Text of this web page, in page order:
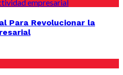
Para Revolucionar la